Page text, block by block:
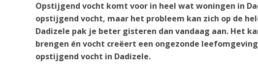
Opstijgend vocht komt voor in heel wat woningen in
opstijgend vocht, maar het probleem kan zich op de
Dadizele pak je beter gisteren dan vandaag aan. Het
brengen én vocht creëert een ongezonde
opstijgend vocht in Dadizele.